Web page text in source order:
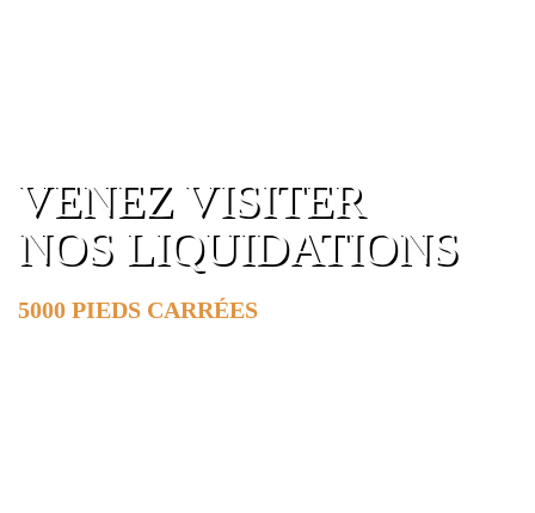
VENEZ VISITER
NOS LIQUIDATIONS
5000 PIEDS CARRÉES